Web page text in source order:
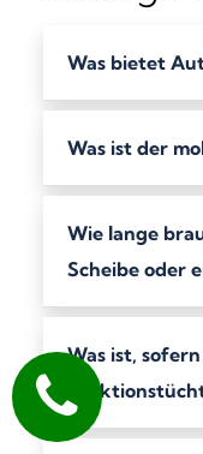
Was bietet
Was ist der
Wie lange
Scheibe oder
Was ist,